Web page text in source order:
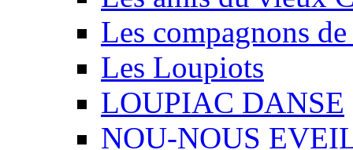
Les compagnons
Les Loupiots
LOUPIAC DANSE
NOU-NOUS